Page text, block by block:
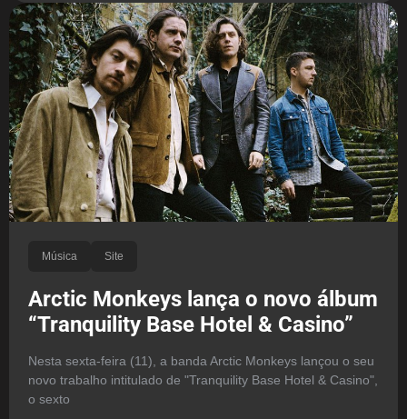
Música Site
Arctic Monkeys lança o novo álbum
“Tranquility Base Hotel & Casino”
Nesta sexta-feira (11), a banda Arctic Monkeys lançou o seu
novo trabalho intitulado de "Tranquility Base Hotel & Casino",
o sexto